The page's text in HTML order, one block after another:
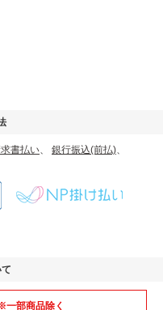
書払い 銀行振込(前払)
一部商品除く